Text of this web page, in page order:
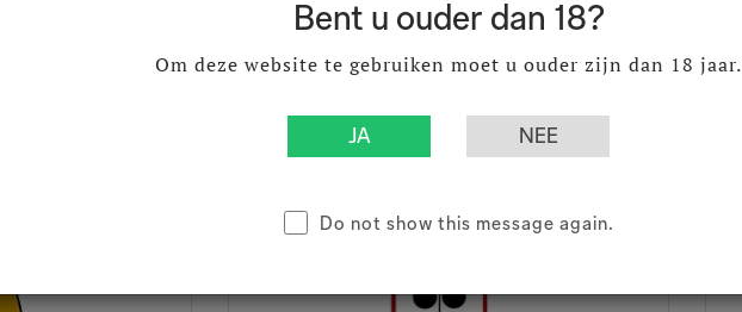
Bent u ouder dan 18?
Om deze website te gebruiken moet u ouder zijn dan 18 jaar.
Do not show this message again.